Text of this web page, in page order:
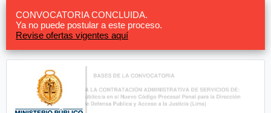
CONVOCATORIA CONCLUIDA.
Ya no puede postular a este proceso.
Revise ofertas vigentes aquí